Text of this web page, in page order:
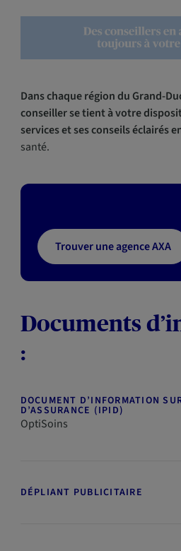
Dans chaque région du Grand-
conseiller se tient à votre
services et ses conseils éclairés
santé.
Trouver une agence AXA
Documents
:
DOCUMENT D’INFORMATION
D’ASSURANCE (IPID)
OptiSoins
DÉPLIANT PUBLICITAIRE